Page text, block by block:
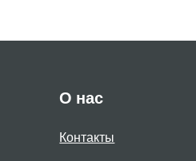
О нас
Контакты